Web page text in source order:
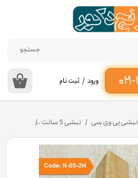
جستجو
۰ ورود / ثبت نام
نبشی پی وی سی نبشی 5 سانت